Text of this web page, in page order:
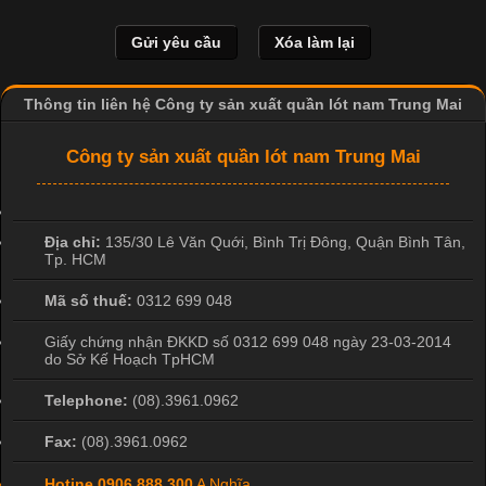
và thấm hút mồ hôi tốt. Đây cũng là loại vải được nhiều công ty
sản xuất quần lót nam lựa chọn để tạo ra các sản phẩm chất
Thông tin liên hệ Công ty sản xuất quần lót nam Trung Mai
Công ty sản xuất quần lót nam Trung Mai
Địa chỉ: 135/30 Lê Văn Quới, Bình Trị Đông Quận Bình Tân
Tp. HCM
Mã số thuế: 0312 699 048
Giấy chứng nhận ĐKKD số 0312 699 048 ngày 23-03-2014
do Sở Kế Hoạch TpHCM
Telephone: (08).3961.0962
Fax: (08).3961.0962